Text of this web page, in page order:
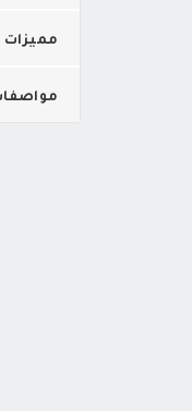
مميزات